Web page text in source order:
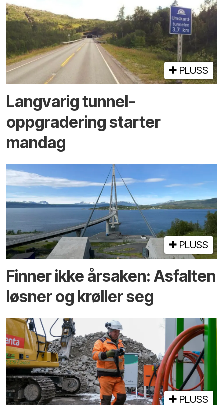
PLUSS
Langvarig tunnel­
oppgradering starter
mandag
PLUSS
Finner ikke årsaken: Asfalten
løsner og krøller seg
PLUSS